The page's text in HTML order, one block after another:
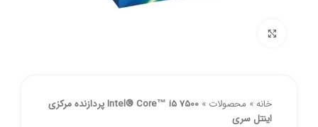
خانه» محصولات »
Intel® Core™ i5 7500 پردازنده مرکزی
اینتل سری